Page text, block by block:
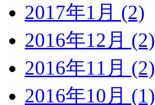
2017年1月 (2)
2016年12月 (2)
2016年11月 (2)
2016年10月 (1)